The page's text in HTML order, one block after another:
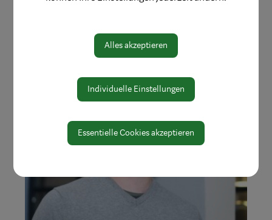
Zuständigkeiten
Alles akzeptieren
Individuelle Einstellungen
Essentielle Cookies akzeptieren